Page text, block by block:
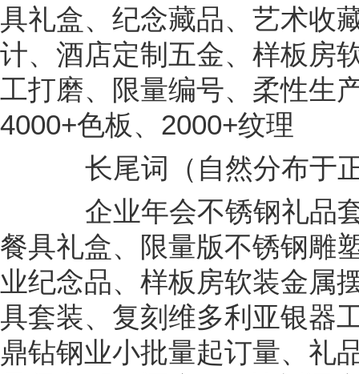
具礼盒、纪念藏品、艺术收
计、酒店定制五金、样板房
工打磨、限量编号、柔性生
4000+色板、2000+纹理
长尾词（自然分布于
企业年会不锈钢礼品套
餐具礼盒、限量版不锈钢雕
业纪念品、样板房软装金属
具套装、复刻维多利亚银器
鼎钻钢业小批量起订量、礼